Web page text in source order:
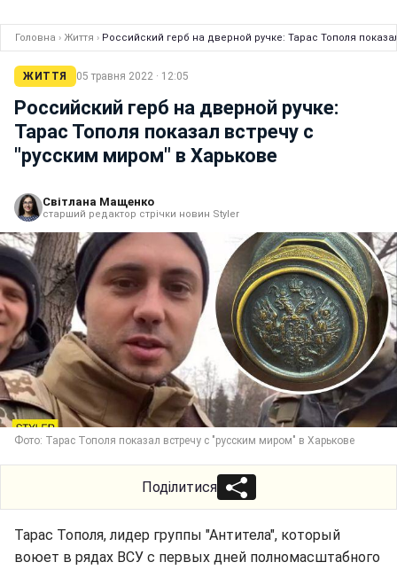
Головна › Життя › Российский герб на дверной ручке: Тарас Тополя
ЖИТТЯ 05 травня 2022 · 12:05
Российский герб на дверной ручке:
Тарас Тополя показал встречу с
"русским миром" в Харькове
Світлана Мащенко
старший редактор стрічки новин Styler
Фото: Тарас Тополя показал встречу с "русским миром" в Харькове
Поділитися
Тарас Тополя, лидер группы "Антитела", который
воюет в рядах ВСУ с первых дней полномасштабного